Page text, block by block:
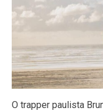
O trapper paulista